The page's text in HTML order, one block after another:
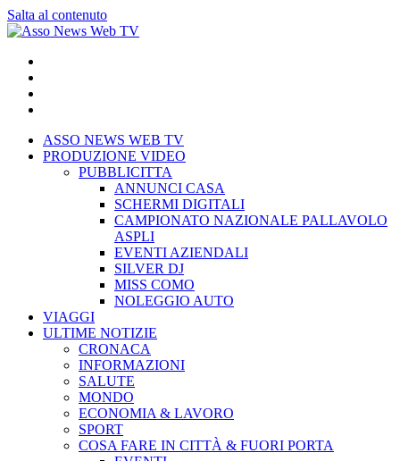
Salta al contenuto
ASSO NEWS WEB TV
PRODUZIONE VIDEO
PUBBLICITTA
ANNUNCI CASA
SCHERMI DIGITALI
CAMPIONATO NAZIONALE PALLAVOLO
ASPLI
EVENTI AZIENDALI
SILVER DJ
MISS COMO
NOLEGGIO AUTO
VIAGGI
ULTIME NOTIZIE
CRONACA
INFORMAZIONI
SALUTE
MONDO
ECONOMIA & LAVORO
SPORT
COSA FARE IN CITTÀ & FUORI PORTA